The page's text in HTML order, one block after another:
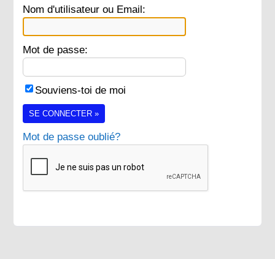
Nom d'utilisateur ou Email:
Mot de passe:
Souviens-toi de moi
SE CONNECTER »
Mot de passe oublié?